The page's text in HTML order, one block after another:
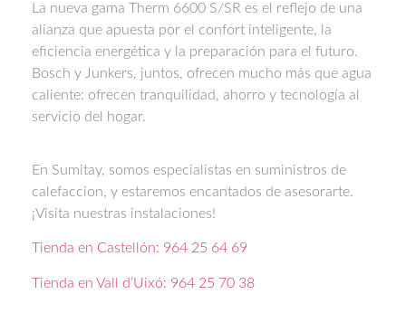
La nueva gama Therm 6600 S/SR es el reflejo de una
alianza que apuesta por el confort inteligente, la
eficiencia energética y la preparación para el futuro.
Bosch y Junkers, juntos, ofrecen mucho más que agua
caliente: ofrecen tranquilidad, ahorro y tecnología al
servicio del hogar.
En Sumitay, somos especialistas en suministros de
calefaccion, y estaremos encantados de asesorarte.
¡Visita nuestras instalaciones!
Tienda en Castellón: 964 25 64 69
Tienda en Vall d’Uixó: 964 25 70 38